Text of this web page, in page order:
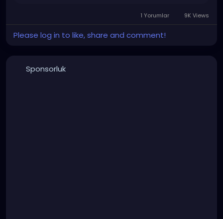
1 Yorumlar 9K Views
Please log in to like, share and comment!
Sponsorluk